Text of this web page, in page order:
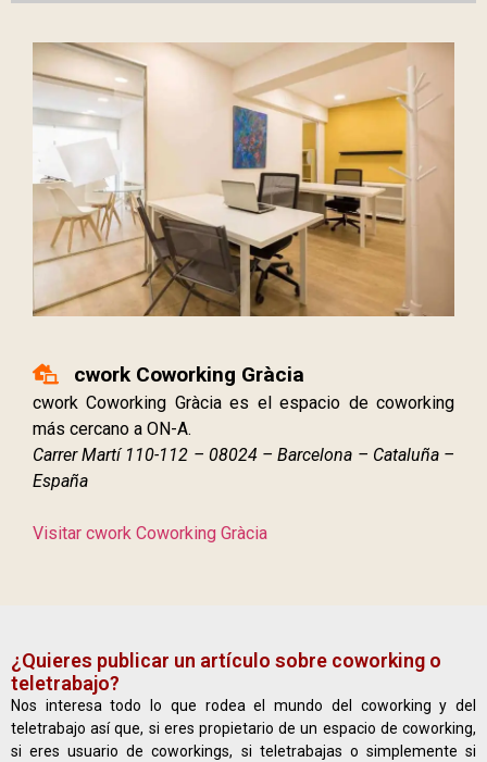
cwork Coworking Gràcia
cwork Coworking Gràcia es el espacio de coworking
más cercano a ON-A.
Carrer Martí 110-112 – 08024 – Barcelona – Cataluña –
España
Visitar cwork Coworking Gràcia
¿Quieres publicar un artículo sobre coworking o
teletrabajo?
Nos interesa todo lo que rodea el mundo del coworking y del
teletrabajo así que, si eres propietario de un espacio de coworking,
si eres usuario de coworkings, si teletrabajas o simplemente si